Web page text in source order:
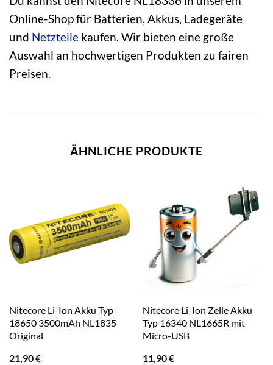
Online-Shop für Batterien, Akkus, Ladegeräte
und Netzteile kaufen. Wir bieten eine große
Auswahl an hochwertigen Produkten zu fairen
Preisen.
ÄHNLICHE PRODUKTE
Nitecore Li-Ion Akku Typ
18650 3500mAh NL1835
Original
21,90€
Nitecore Li-Ion Zelle Akku
Typ 16340 NL1665R mit
Micro-USB
11,90€